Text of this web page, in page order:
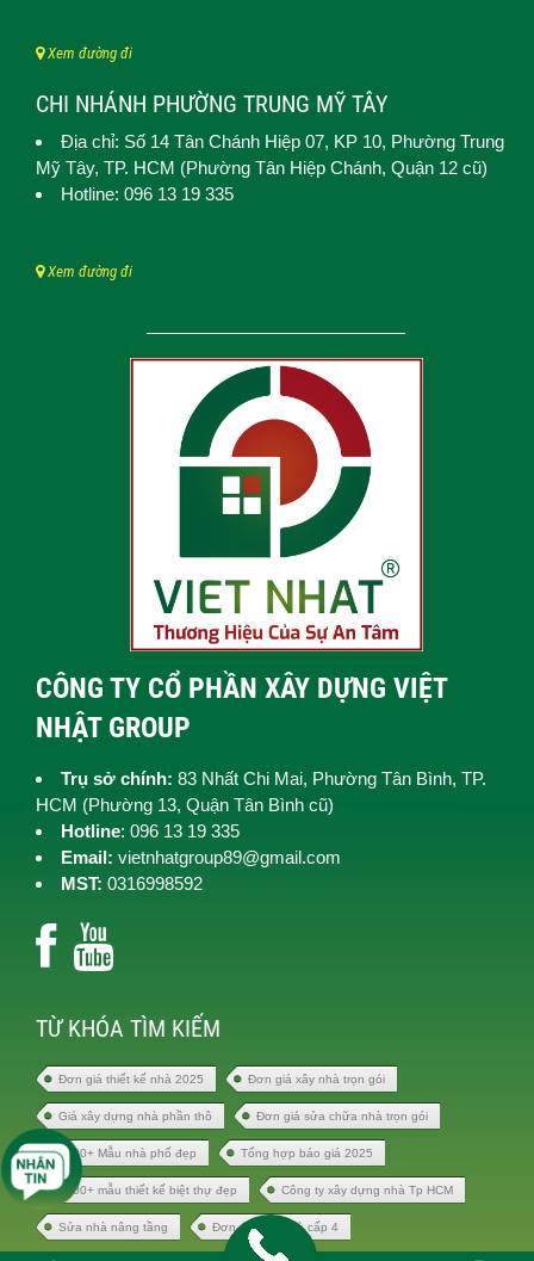
Xem đường đi
CHI NHÁNH PHƯỜNG TRUNG MỸ TÂY
Địa chỉ: Số 14 Tân Chánh Hiệp 07, KP 10, Phường Trung
Mỹ Tây, TP. HCM (Phường Tân Hiệp Chánh, Quận 12 cũ)
Hotline: 096 13 19 335
Xem đường đi
CÔNG TY CỔ PHẦN XÂY DỰNG VIỆT
NHẬT GROUP
Trụ sở chính: 83 Nhất Chi Mai, Phường Tân Bình, TP.
HCM (Phường 13, Quận Tân Bình cũ)
Hotline: 096 13 19 335
Email: vietnhatgroup89@gmail.com
MST: 0316998592
TỪ KHÓA TÌM KIẾM
Đơn giá thiết kế nhà 2025 Đơn giá xây nhà trọn gói
Giá xây dựng nhà phần thô Đơn giá sửa chữa nhà trọn gói
1000+ Mẫu nhà phố đẹp Tổng hợp báo giá 2025
1000+ mẫu thiết kế biệt thự đẹp Công ty xây dựng nhà Tp HCM
Sửa nhà nâng tầng Đơn giá xây nhà cấp 4